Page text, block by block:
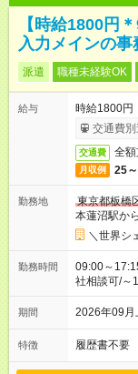
【時給1800円
入力メインの事
派遣 職種未経験OK
給与
時給1800
交通費別
交通費 全
月収例 25
勤務地
東京都板橋
本蓮沼駅か
＼世界シ
勤務時間
09:00～
社相談可/～
期間 2026年09
特徴 履歴書不要